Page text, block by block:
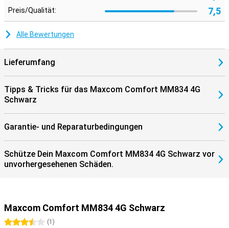
Preis/Qualität: 7,5
Alle Bewertungen
Lieferumfang
Tipps & Tricks für das Maxcom Comfort MM834 4G
Schwarz
Garantie- und Reparaturbedingungen
Schütze Dein Maxcom Comfort MM834 4G Schwarz vor
unvorhergesehenen Schäden.
Maxcom Comfort MM834 4G Schwarz
3.5 Sterne
(1 )